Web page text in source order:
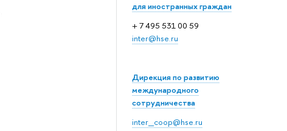
для иностранных граждан
+ 7 495 531 00 59
inter@hse.ru
Дирекция по развитию
международного
сотрудничества
inter_coop@hse.ru